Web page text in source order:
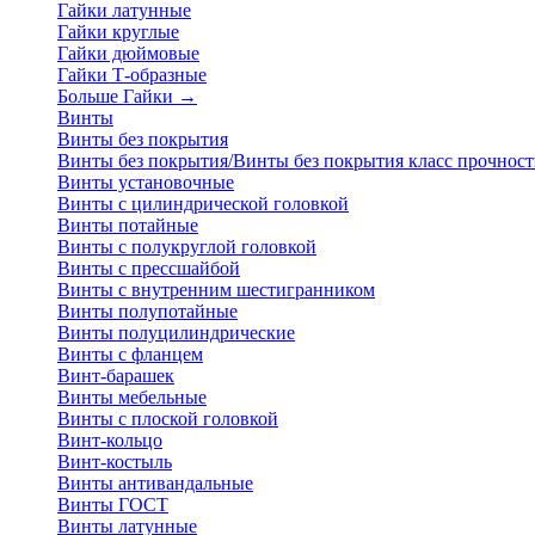
Гайки латунные
Гайки круглые
Гайки дюймовые
Гайки Т-образные
Больше Гайки →
Винты
Винты без покрытия
Винты без покрытия/Винты без покрытия класс
Винты установочные
Винты с цилиндрической головкой
Винты потайные
Винты с полукруглой головкой
Винты с прессшайбой
Винты с внутренним шестигранником
Винты полупотайные
Винты полуцилиндрические
Винты с фланцем
Винт-барашек
Винты мебельные
Винты с плоской головкой
Винт-кольцо
Винт-костыль
Винты антивандальные
Винты ГОСТ
Винты латунные